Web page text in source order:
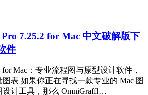
7.25.2 for Mac 中文破解版下
件
for Mac：专业流程图与原型设计软件，
表 如果你正在寻找一款专业的 Mac 图
设计工具，那么 OmniGraffl…